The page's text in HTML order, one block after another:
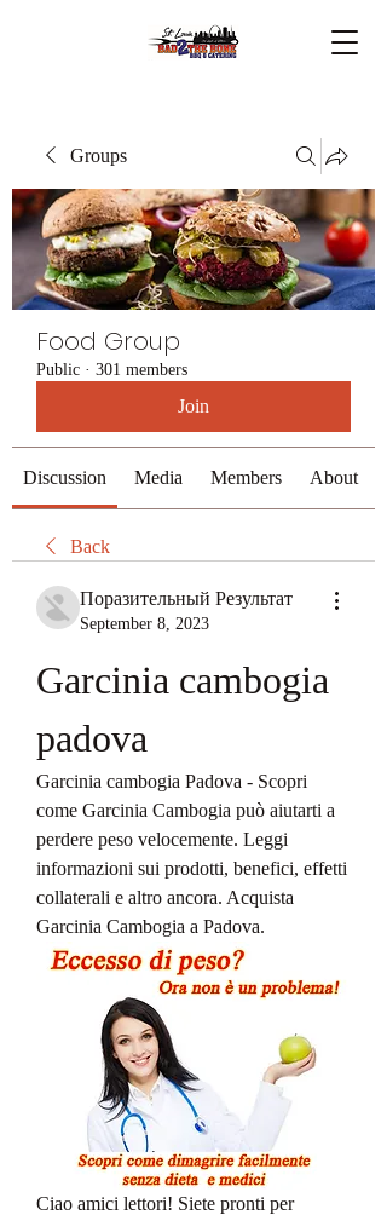
Groups
Food Group
Public · 301 members
Join
Discussion Media Members About
Back
Поразительный Результат
September 8, 2023
Garcinia cambogia
padova
Garcinia cambogia Padova - Scopri
come Garcinia Cambogia può aiutarti a
perdere peso velocemente. Leggi
informazioni sui prodotti, benefici, effetti
collaterali e altro ancora. Acquista
Garcinia Cambogia a Padova.
Ciao amici lettori! Siete pronti per